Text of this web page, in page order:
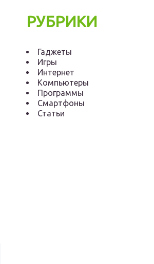
РУБРИКИ
Гаджеты
Игры
Интернет
Компьютеры
Программы
Смартфоны
Статьи